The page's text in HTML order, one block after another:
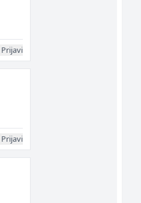
Prijavi
Prijavi